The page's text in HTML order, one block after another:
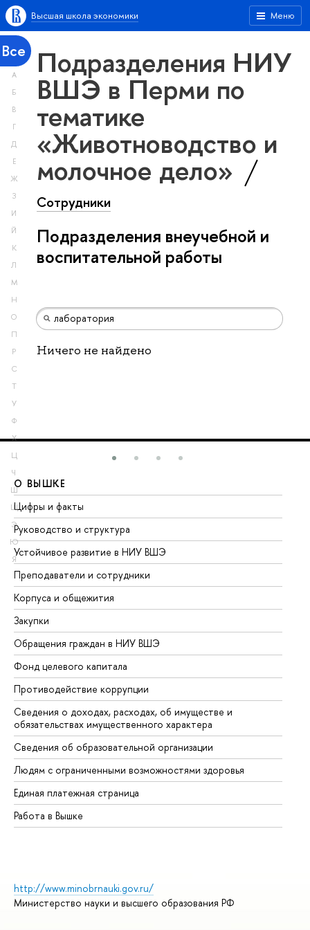
Меню
Высшая школа экономики
Все
А
Б
В
Г
Д
Е
Ж
З
И
Й
К
Л
М
Н
О
П
Р
С
Т
У
Ф
Х
Ц
Ч
Ш
Щ
Э
Ю
Я
Подразделения НИУ
ВШЭ в Перми по
тематике
«Животноводство и
молочное дело»
Сотрудники
Подразделения внеучебной и
воспитательной работы
Ничего не найдено
О ВЫШКЕ
Цифры и факты
Руководство и структура
Устойчивое развитие в НИУ ВШЭ
Преподаватели и сотрудники
Корпуса и общежития
Закупки
Обращения граждан в НИУ ВШЭ
Фонд целевого капитала
Противодействие коррупции
Сведения о доходах, расходах, об имуществе и
обязательствах имущественного характера
Сведения об образовательной организации
Людям с ограниченными возможностями здоровья
Единая платежная страница
Работа в Вышке
http://www.minobrnauki.gov.ru/
Министерство науки и высшего образования РФ